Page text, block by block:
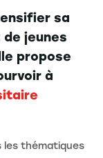
sa
jeunes
propose
à
les thématiques